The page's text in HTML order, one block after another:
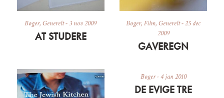
Bøger,Generelt-3 nov 2009
AT STUDERE
Bøger,Film,Generelt-25 dec
2009
GAVEREGN
Bøger-4 jan 2010
DE EVIGE TRE